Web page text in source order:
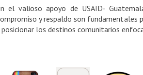
valioso apoyo de USAID-
y respaldo son
los destinos comunitarios